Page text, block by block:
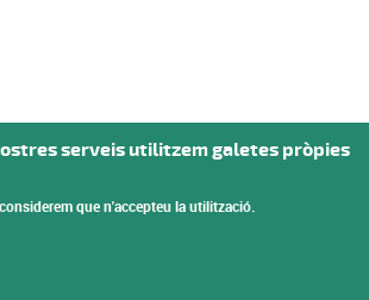
serveis utilitzem galetes pròpies
que n'accepteu la utilització.